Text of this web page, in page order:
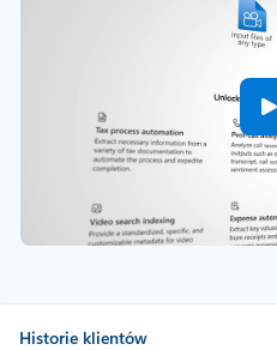
Historie klientów